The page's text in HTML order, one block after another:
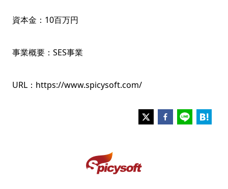
資本金：10百万円
事業概要：SES事業
URL：https://www.spicysoft.com/